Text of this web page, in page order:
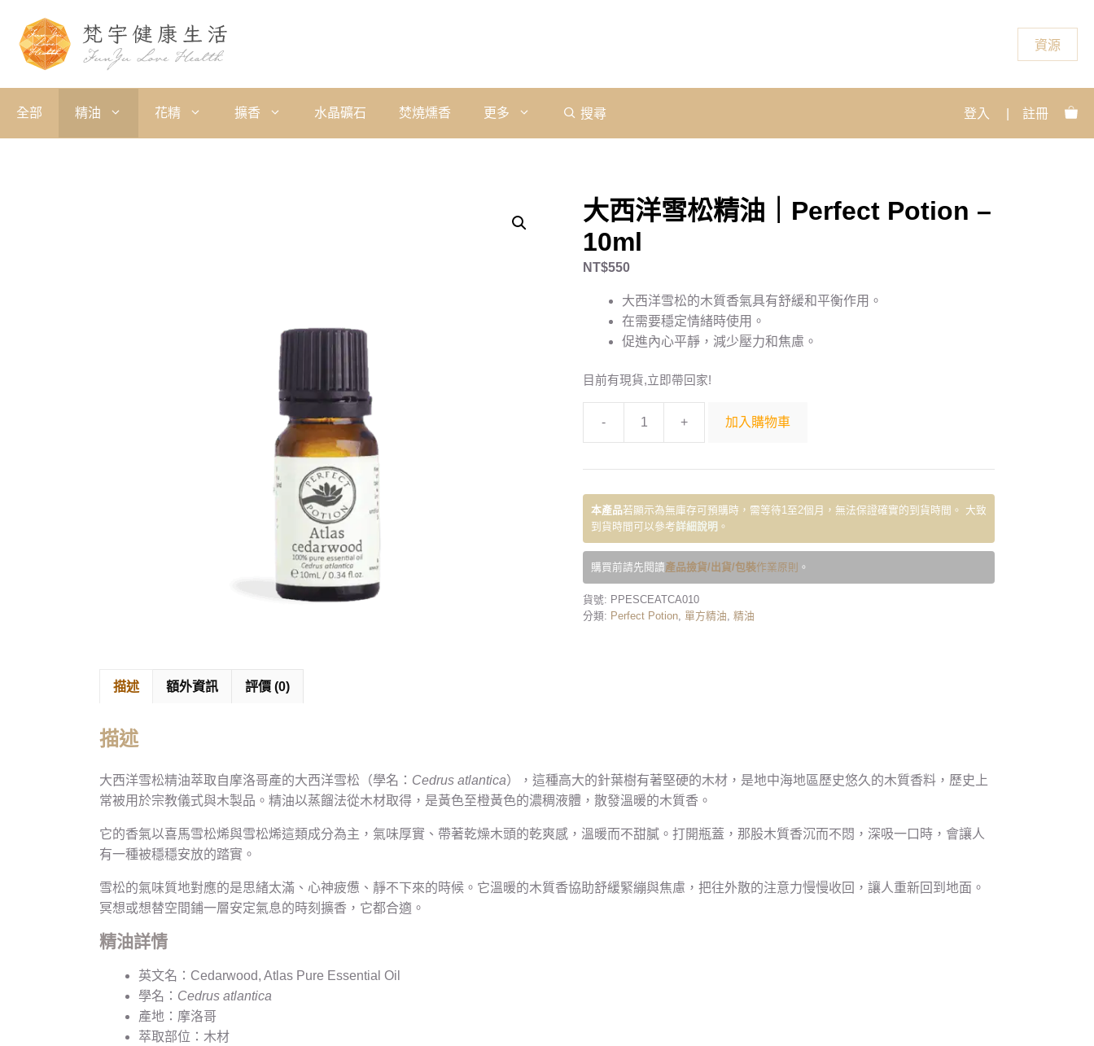
資源
全部 精油 花精 擴香 水晶礦石 焚燒燻香 更多 搜尋 登入 註冊
大西洋雪松精油｜Perfect Potion –
10ml
NT$550
大西洋雪松的木質香氣具有舒緩和平衡作用。
在需要穩定情緒時使用。
促進內心平靜，減少壓力和焦慮。
目前有現貨,立即帶回家!
- + 加入購物車
本產品若顯示為無庫存可預購時，需等待1至2個月，無法保證確實的到貨時間。 大致
到貨時間可以參考詳細說明 。
購買前請先閱讀產品撿貨/出貨/包裝作業原則 。
貨號: PPESCEATCA010
分類: Perfect Potion 單方精油 精油
描述 額外資訊 評價 (0)
描述
大西洋雪松精油萃取自摩洛哥產的大西洋雪松（學名： Cedrus atlantica），這種高大的針葉樹有著堅硬的木材，是地中海地區歷史悠久的木質香料，歷史上
常被用於宗教儀式與木製品。精油以蒸餾法從木材取得，是黃色至橙黃色的濃稠液體，散發溫暖的木質香。
它的香氣以喜馬雪松烯與雪松烯這類成分為主，氣味厚實、帶著乾燥木頭的乾爽感，溫暖而不甜膩。打開瓶蓋，那股木質香沉而不悶，深吸一口時，會讓人
有一種被穩穩安放的踏實。
雪松的氣味質地對應的是思緒太滿、心神疲憊、靜不下來的時候。它溫暖的木質香協助舒緩緊繃與焦慮，把往外散的注意力慢慢收回，讓人重新回到地面。
冥想或想替空間鋪一層安定氣息的時刻擴香，它都合適。
精油詳情
英文名：Cedarwood, Atlas Pure Essential Oil
學名： Cedrus atlantica
產地：摩洛哥
萃取部位：木材